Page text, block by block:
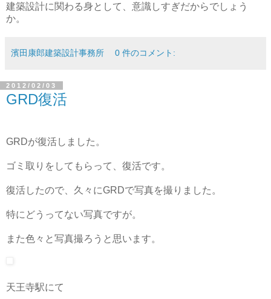
建築設計に関わる身として、意識しすぎだからでしょう
か。
濱田康郎建築設計事務所 0 件のコメント:
2012/02/03
GRD復活
GRDが復活しました。
ゴミ取りをしてもらって、復活です。
復活したので、久々にGRDで写真を撮りました。
特にどうってない写真ですが。
また色々と写真撮ろうと思います。
天王寺駅にて